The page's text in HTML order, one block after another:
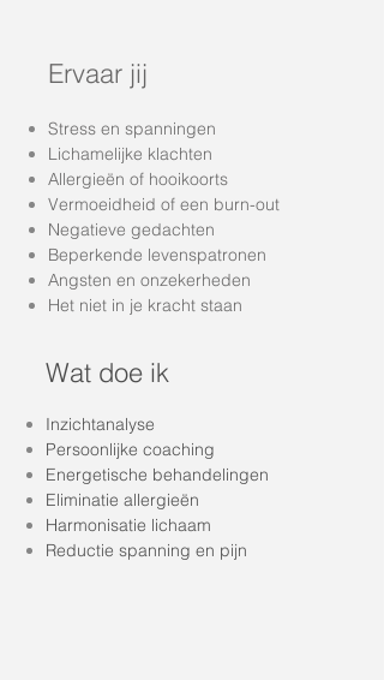
Ervaar jij
Stress en spanningen
Lichamelijke klachten
Allergieën of hooikoorts
Vermoeidheid of een burn-out
Negatieve gedachten
Beperkende levenspatronen
Angsten en onzekerheden
Het niet in je kracht staan
Wat doe ik
Inzichtanalyse
Persoonlijke coaching
Energetische behandelingen
Eliminatie allergieën
Harmonisatie lichaam
Reductie spanning en pijn